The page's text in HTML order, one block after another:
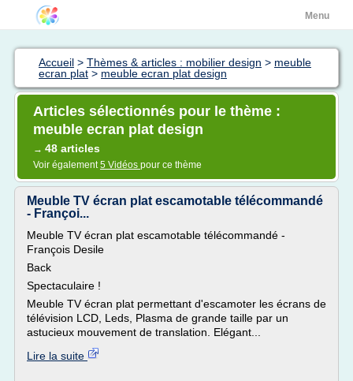
Menu
Accueil > Thèmes & articles : mobilier design > meuble
ecran plat > meuble ecran plat design
Articles sélectionnés pour le thème :
meuble ecran plat design
→ 48 articles
Voir également5 Vidéos pour ce thème
Meuble TV écran plat escamotable télécommandé
- Françoi...
Meuble TV écran plat escamotable télécommandé -
François Desile
Back
Spectaculaire !
Meuble TV écran plat permettant d'escamoter les écrans de
télévision LCD, Leds, Plasma de grande taille par un
astucieux mouvement de translation. Elégant...
Lire la suite